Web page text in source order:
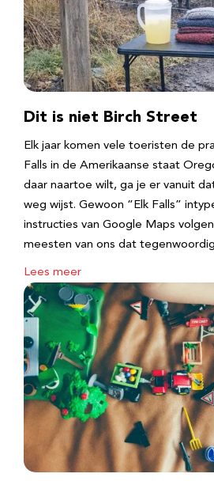
Dit is niet Birch Street
Elk jaar komen vele toeristen de
Falls in de Amerikaanse staat
daar naartoe wilt, ga je er vanuit
weg wijst. Gewoon “Elk Falls”
instructies van Google Maps
meesten van ons dat
Lees meer